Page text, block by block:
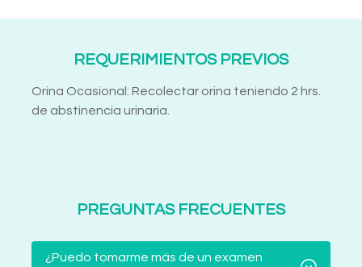
REQUERIMIENTOS PREVIOS
Orina Ocasional: Recolectar orina teniendo 2 hrs.
de abstinencia urinaria.
PREGUNTAS FRECUENTES
¿Puedo tomarme más de un examen